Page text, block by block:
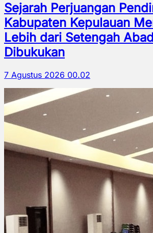
Sejarah Perjuangan
Kabupaten Kepulauan
Lebih dari Setengah
Dibukukan
7 Agustus 2026 00.02